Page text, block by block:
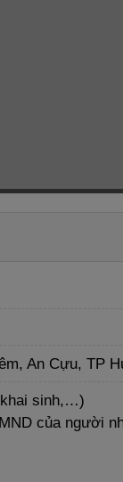
An Cựu, TP
khai sinh,…)
của người